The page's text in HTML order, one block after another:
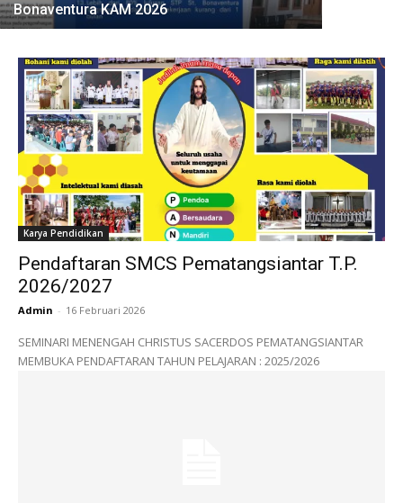
Bonaventura KAM 2026
Karya Pendidikan
Pendaftaran SMCS Pematangsiantar T.P.
2026/2027
Admin - 16 Februari 2026
SEMINARI MENENGAH CHRISTUS SACERDOS PEMATANGSIANTAR
MEMBUKA PENDAFTARAN TAHUN PELAJARAN : 2025/2026